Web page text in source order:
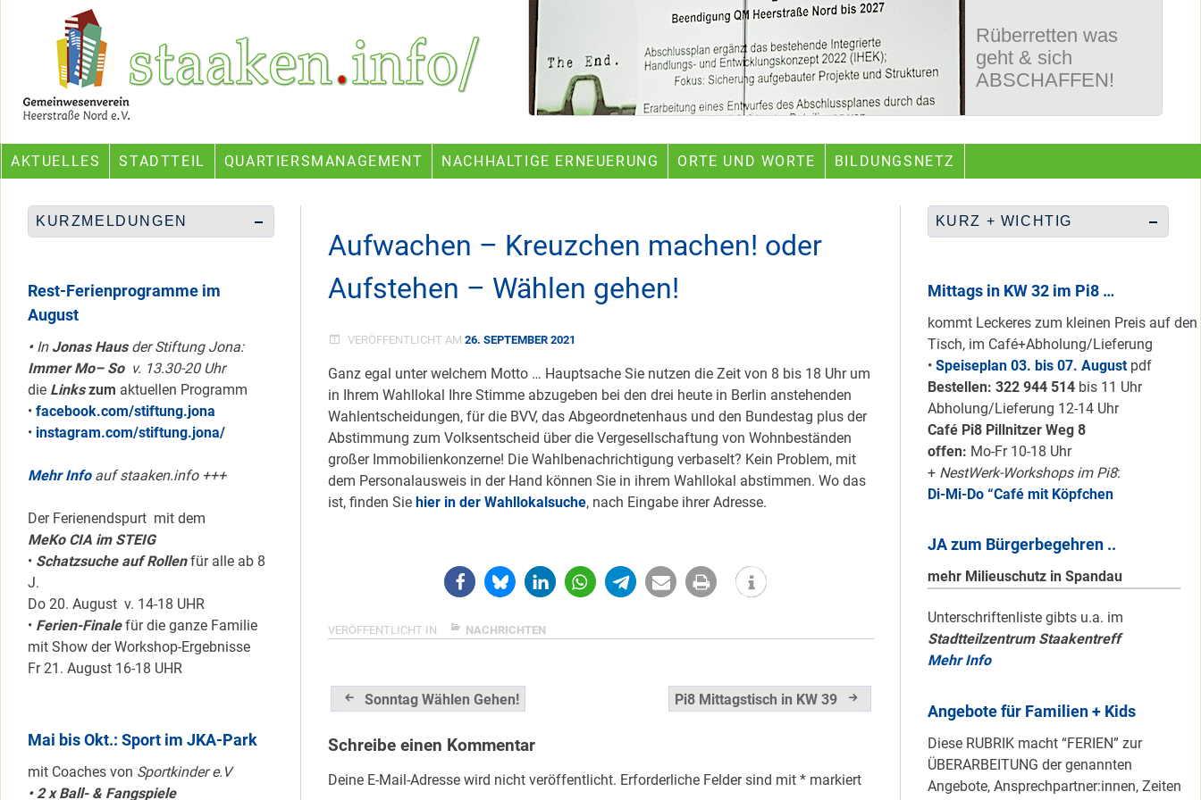
Ein Projekt des Gemeinwesenvereins Heerstraße Nord
AKTUELLES STADTTEIL QUARTIERSMANAGEMENT NACHHALTIGE ERNEUERUNG ORTE UND WORTE BILDUNGSNETZ
Aufwachen – Kreuzchen machen! oder
Aufstehen – Wählen gehen!
VERÖFFENTLICHT AM 26. SEPTEMBER 2021
Ganz egal unter welchem Motto … Hauptsache Sie nutzen die Zeit von 8 bis 18 Uhr um
in Ihrem Wahllokal Ihre Stimme abzugeben bei den drei heute in Berlin anstehenden
Wahlentscheidungen, für die BVV, das Abgeordnetenhaus und den Bundestag plus der
Abstimmung zum Volksentscheid über die Vergesellschaftung von Wohnbeständen
großer Immobilienkonzerne! Die Wahlbenachrichtigung verbaselt? Kein Problem, mit
dem Personalausweis in der Hand können Sie in ihrem Wahllokal abstimmen. Wo das
ist, finden Sie hier in der Wahllokalsuche, nach Eingabe ihrer Adresse.
VERÖFFENTLICHT IN NACHRICHTEN
Beitragsnavigation
Sonntag Wählen Gehen! Pi8 Mittagstisch in KW 39
Schreibe einen Kommentar
Deine E-Mail-Adresse wird nicht veröffentlicht. Erforderliche Felder sind mit *markiert
KURZMELDUNGEN
Rest-Ferienprogramme im
August
•InJonas Hausder Stiftung Jona:
Immer Mo– So v. 13.30-20 Uhr
die Linkszum aktuellen Programm
• facebook.com/stiftung.jona
• instagram.com/stiftung.jona/
Mehr Infoauf staaken.info +++
Der Ferienendspurt mit dem
MeKo CIA im STEIG
• Schatzsuche auf Rollenfür alle ab 8
J.
Do 20. August v. 14-18 UHR
• Ferien-Finalefür die ganze Familie
mit Show der Workshop-Ergebnisse
Fr 21. August 16-18 UHR
Mai bis Okt.: Sport im JKA-Park
mit Coaches von Sportkinder e.V
• 2 x Ball- & Fangspiele
KURZ + WICHTIG
Mittags in KW 32 im Pi8 …
kommt Leckeres zum kleinen Preis auf den
Tisch, im Café+Abholung/Lieferung
• Speiseplan 03. bis 07. August pdf
Bestellen: 322 944 514bis 11 Uhr
Abholung/Lieferung 12-14 Uhr
Café Pi8 Pillnitzer Weg 8
offen: Mo-Fr 10-18 Uhr
+ NestWerk-Workshops im Pi8:
Di-Mi-Do “Café mit Köpfchen
JA zum Bürgerbegehren ..
mehr Milieuschutz in Spandau
Unterschriftenliste gibts u.a. im
Stadtteilzentrum Staakentreff
Mehr Info
Angebote für Familien + Kids
Diese RUBRIK macht “FERIEN” zur
ÜBERARBEITUNG der genannten
Angebote, Ansprechpartner:innen, Zeiten
Rüberretten was
geht & sich
ABSCHAFFEN!
Karten für den
2023-25 …
für Heerstraße
Nord …
Staaken: Immer
schön sauber
halten!
Neuer Look für’s
Mit dem
“Redemobil” im
Kiez unterwegs …
Lokale Register-
Anlaufstelle in
Staaken